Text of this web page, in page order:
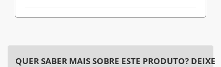
QUER SABER MAIS SOBRE ESTE PRODUTO? DEIXE